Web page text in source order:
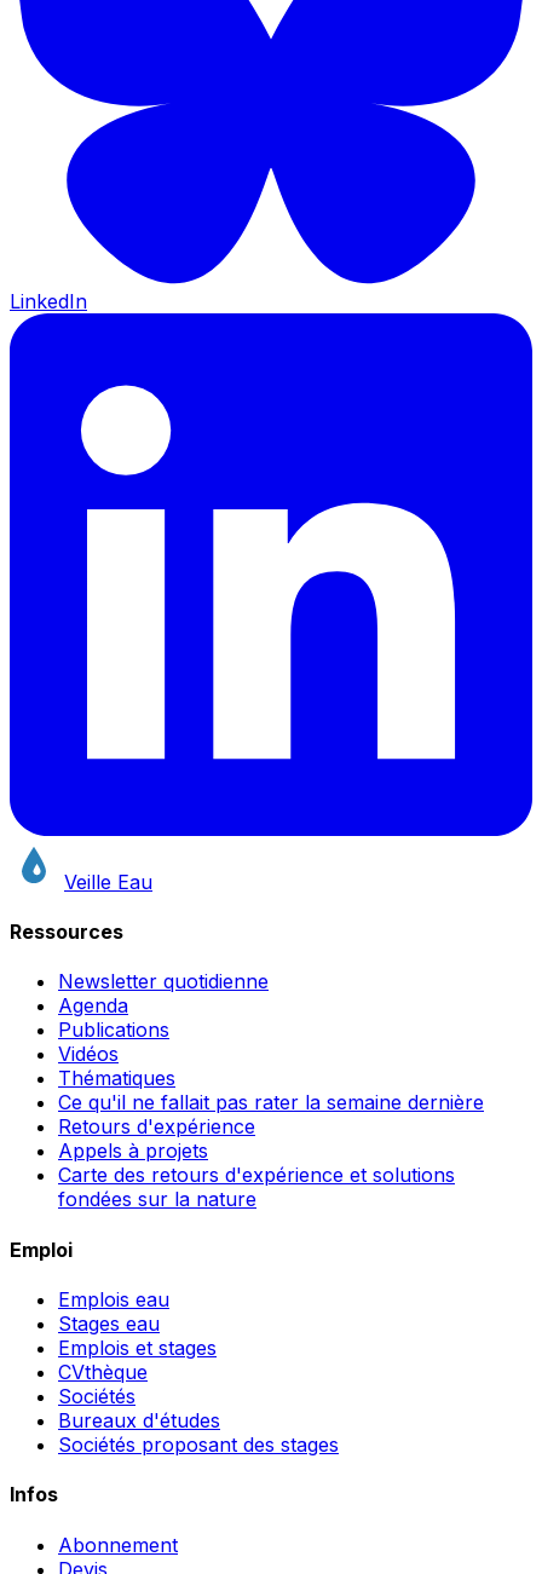
LinkedIn
Veille Eau
Ressources
Newsletter quotidienne
Agenda
Publications
Vidéos
Thématiques
Ce qu'il ne fallait pas rater la semaine dernière
Retours d'expérience
Appels à projets
Carte des retours d'expérience et solutions
fondées sur la nature
Emploi
Emplois eau
Stages eau
Emplois et stages
CVthèque
Sociétés
Bureaux d'études
Sociétés proposant des stages
Infos
Abonnement
Devis